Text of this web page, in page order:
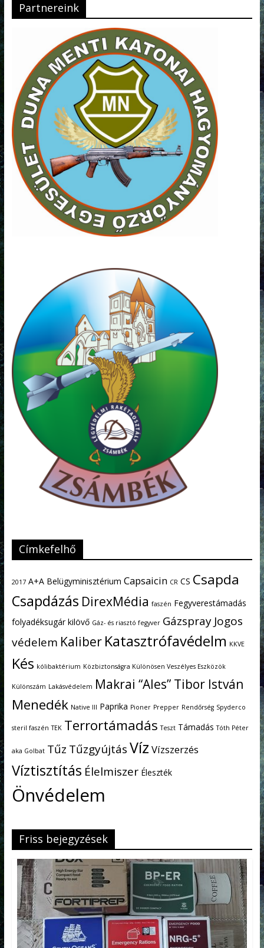
Partnereink
Címkefelhő
2017 A+A Belügyminisztérium Capsaicin CR CS Csapda
Csapdázás DirexMédia faszén Fegyverestámadás
folyadéksugár kilövő Gáz- és riasztó fegyver Gázspray Jogos
védelem Kaliber Katasztrófavédelm KKVE
Kés kólibaktérium Közbiztonságra Különösen Veszélyes Eszközök
Különszám Lakásvédelem Makrai “Ales” Tibor István
Menedék Native III Paprika Pioner Prepper Rendőrség Spyderco
steril faszén TEK Terrortámadás Teszt Támadás Tóth Péter
aka Golbat Tűz TűzgyújtásVíz Vízszerzés
Víztisztítás Élelmiszer Éleszték
Önvédelem
Friss bejegyzések